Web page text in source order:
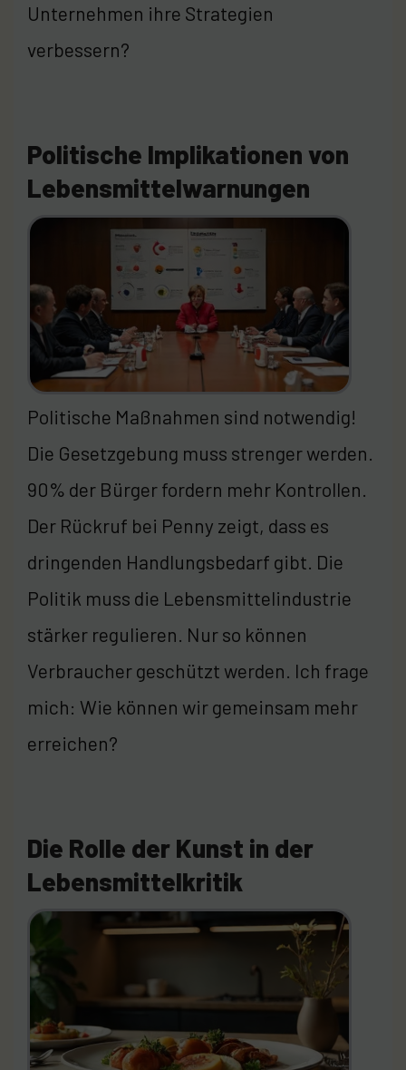
Unternehmen ihre Strategien
verbessern?
Politische Implikationen von
Lebensmittelwarnungen
Politische Maßnahmen sind notwendig!
Die Gesetzgebung muss strenger werden.
90% der Bürger fordern mehr Kontrollen.
Der Rückruf bei Penny zeigt, dass es
dringenden Handlungsbedarf gibt. Die
Politik muss die Lebensmittelindustrie
stärker regulieren. Nur so können
Verbraucher geschützt werden. Ich frage
mich: Wie können wir gemeinsam mehr
erreichen?
Die Rolle der Kunst in der
Lebensmittelkritik